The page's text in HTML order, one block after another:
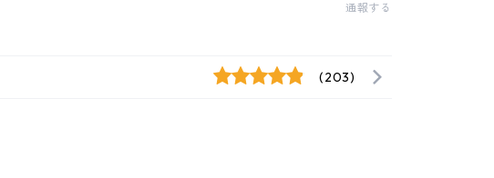
通報する
(203)